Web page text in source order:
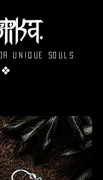
unique souls.
❖